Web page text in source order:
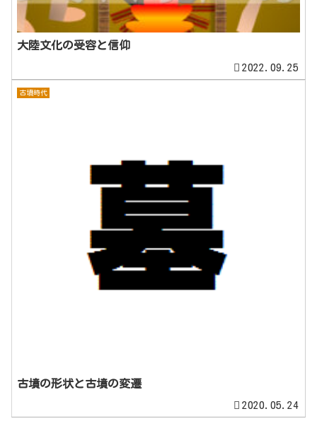
大陸文化の受容と信仰
2022.09.25
古墳時代
古墳の形状と古墳の変遷
2020.05.24